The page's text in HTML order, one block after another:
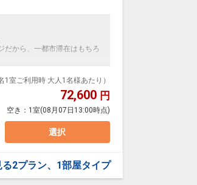
だから、一都市滞在はもちろ
ル50%貯まります。
予約）が可能なプランもござ
1室ご利用時 大人1名様あたり）
72,600 円
空き： 1室(08月07日13:00時点)
選択
2プラン、1部屋タイプ